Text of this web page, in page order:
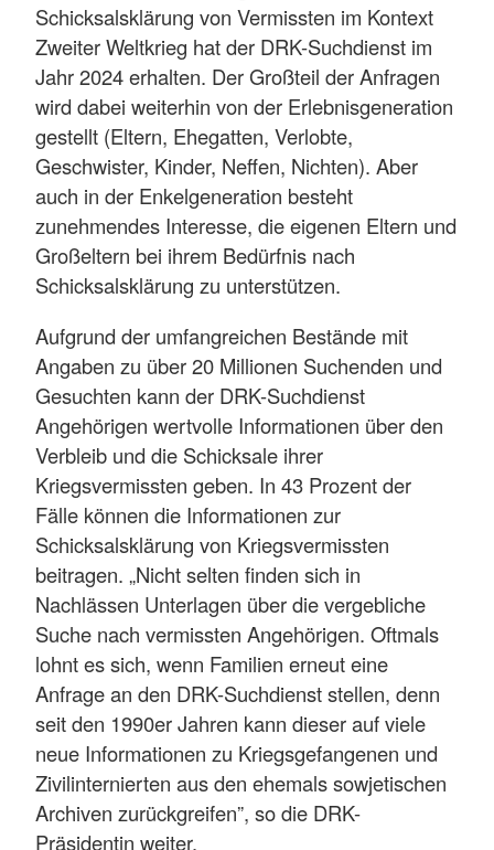
Schicksalsklärung von Vermissten im Kontext
Zweiter Weltkrieg hat der DRK-Suchdienst im
Jahr 2024 erhalten. Der Großteil der Anfragen
wird dabei weiterhin von der Erlebnisgeneration
gestellt (Eltern, Ehegatten, Verlobte,
Geschwister, Kinder, Neffen, Nichten). Aber
auch in der Enkelgeneration besteht
zunehmendes Interesse, die eigenen Eltern und
Großeltern bei ihrem Bedürfnis nach
Schicksalsklärung zu unterstützen.
Aufgrund der umfangreichen Bestände mit
Angaben zu über 20 Millionen Suchenden und
Gesuchten kann der DRK-Suchdienst
Angehörigen wertvolle Informationen über den
Verbleib und die Schicksale ihrer
Kriegsvermissten geben. In 43 Prozent der
Fälle können die Informationen zur
Schicksalsklärung von Kriegsvermissten
beitragen. „Nicht selten finden sich in
Nachlässen Unterlagen über die vergebliche
Suche nach vermissten Angehörigen. Oftmals
lohnt es sich, wenn Familien erneut eine
Anfrage an den DRK-Suchdienst stellen, denn
seit den 1990er Jahren kann dieser auf viele
neue Informationen zu Kriegsgefangenen und
Zivilinternierten aus den ehemals sowjetischen
Archiven zurückgreifen”, so die DRK-
Präsidentin weiter.